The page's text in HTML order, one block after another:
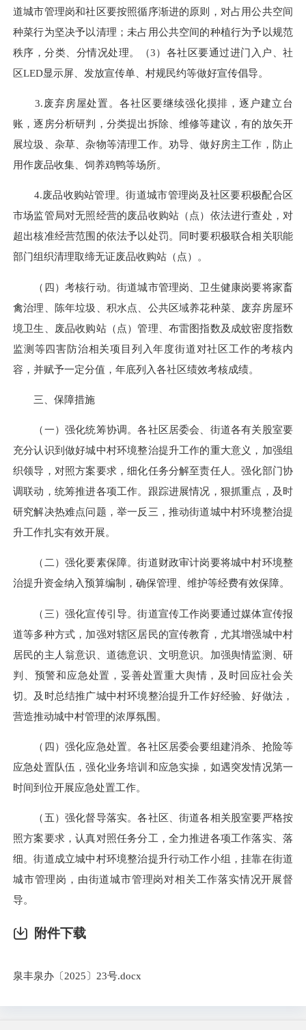
道城市管理岗和社区要按照循序渐进的原则，对占用公共空间
种菜行为坚决予以清理；未占用公共空间的种植行为予以规范
秩序，分类、分情况处理。（3）各社区要通过进门入户、社
区LED显示屏、发放宣传单、村规民约等做好宣传倡导。
3.废弃房屋处置。各社区要继续强化摸排，逐户建立台
账，逐房分析研判，分类提出拆除、维修等建议，有的放矢开
展垃圾、杂草、杂物等清理工作。劝导、做好房主工作，防止
用作废品收集、饲养鸡鸭等场所。
4.废品收购站管理。街道城市管理岗及社区要积极配合区
市场监管局对无照经营的废品收购站（点）依法进行查处，对
超出核准经营范围的依法予以处罚。同时要积极联合相关职能
部门组织清理取缔无证废品收购站（点）。
（四）考核行动。街道城市管理岗、卫生健康岗要将家畜
禽治理、陈年垃圾、积水点、公共区域养花种菜、废弃房屋环
境卫生、废品收购站（点）管理、布雷图指数及成蚊密度指数
监测等四害防治相关项目列入年度街道对社区工作的考核内
容，并赋予一定分值，年底列入各社区绩效考核成绩。
三、保障措施
（一）强化统筹协调。各社区居委会、街道各有关股室要
充分认识到做好城中村环境整治提升工作的重大意义，加强组
织领导，对照方案要求，细化任务分解至责任人。强化部门协
调联动，统筹推进各项工作。跟踪进展情况，狠抓重点，及时
研究解决热难点问题，举一反三，推动街道城中村环境整治提
升工作扎实有效开展。
（二）强化要素保障。街道财政审计岗要将城中村环境整
治提升资金纳入预算编制，确保管理、维护等经费有效保障。
（三）强化宣传引导。街道宣传工作岗要通过媒体宣传报
道等多种方式，加强对辖区居民的宣传教育，尤其增强城中村
居民的主人翁意识、道德意识、文明意识。加强舆情监测、研
判、预警和应急处置，妥善处置重大舆情，及时回应社会关
切。及时总结推广城中村环境整治提升工作好经验、好做法，
营造推动城中村管理的浓厚氛围。
（四）强化应急处置。各社区居委会要组建消杀、抢险等
应急处置队伍，强化业务培训和应急实操，如遇突发情况第一
时间到位开展应急处置工作。
（五）强化督导落实。各社区、街道各相关股室要严格按
照方案要求，认真对照任务分工，全力推进各项工作落实、落
细。街道成立城中村环境整治提升行动工作小组，挂靠在街道
城市管理岗，由街道城市管理岗对相关工作落实情况开展督
导。
附件下载
泉丰泉办〔2025〕23号.docx